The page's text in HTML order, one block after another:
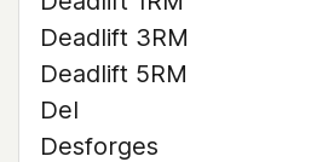
Deadlift 3RM
Deadlift 5RM
Del
Desforges